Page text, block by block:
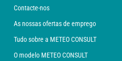
Contacte-nos
As nossas ofertas de emprego
Tudo sobre a METEO CONSULT
O modelo METEO CONSULT